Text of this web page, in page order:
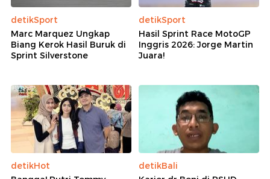
detikSport
Marc Marquez Ungkap
Biang Kerok Hasil Buruk di
Sprint Silverstone
detikSport
Hasil Sprint Race MotoGP
Inggris 2026: Jorge Martin
Juara!
detikHot
detikBali